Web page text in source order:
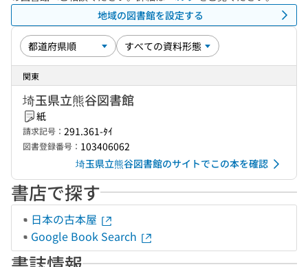
地域の図書館を設定する
関東
埼玉県立熊谷図書館
紙
請求記号： 291.361-ﾀｲ
図書登録番号： 103406062
埼玉県立熊谷図書館のサイトでこの本を確認
書店で探す
日本の古本屋
Google Book Search